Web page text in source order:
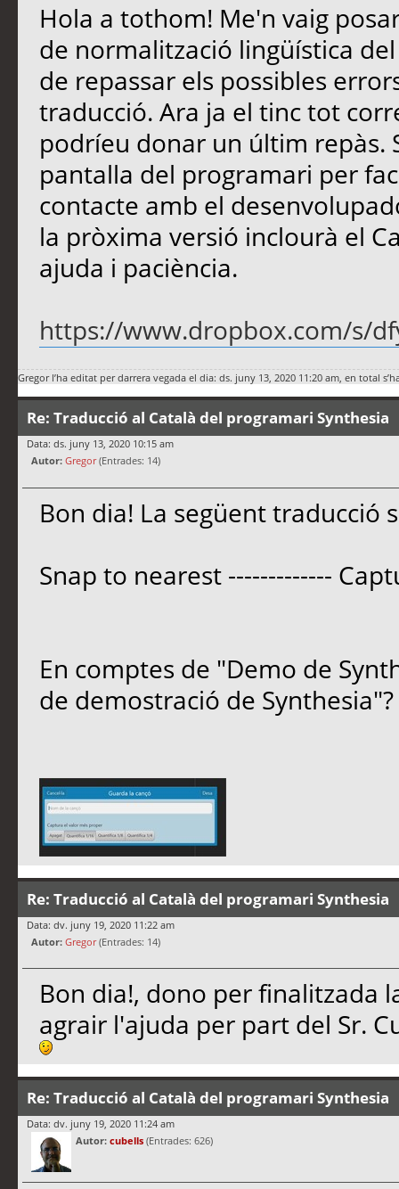
Hola a tothom! Me'n vaig
de normalització lingüística
de repassar els possibles
traducció. Ara ja el tinc tot
podríeu donar un últim repàs.
pantalla del programari per
contacte amb el
la pròxima versió inclourà el
ajuda i paciència.
https://www.dropbox.com/s/
Gregorl’ha editat per darrera vegada el dia: ds. juny 13, 2020 11:20 am, en total
Re: Traducció al Català del programari Synthesia
Data: ds. juny 13, 2020 10:15 am
Autor: Gregor(Entrades: 14)
Bon dia! La següent traducció
Snap to nearest -------------
En comptes de "Demo de
de demostració de Synthesia"?
Re: Traducció al Català del programari Synthesia
Data: dv. juny 19, 2020 11:22 am
Autor: Gregor(Entrades: 14)
Bon dia!, dono per finalitzada
agrair l'ajuda per part del Sr.
Re: Traducció al Català del programari Synthesia
Data: dv. juny 19, 2020 11:24 am
Autor: cubells (Entrades: 626)